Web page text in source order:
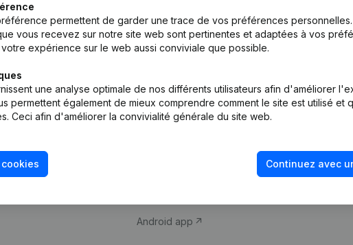
permettent de garder une trace de vos préférences personnelles.
vous recevez sur notre site web sont pertinentes et adaptées à vos
expérience sur le web aussi conviviale que possible.
une analyse optimale de nos différents utilisateurs afin d'améliorer
permettent également de mieux comprendre comment le site est utilisé et
Ceci afin d'améliorer la convivialité générale du site web.
Continuez avec
Produit
d’entreprise
Monitoring
Android app
fraude
Consulter
Vérification